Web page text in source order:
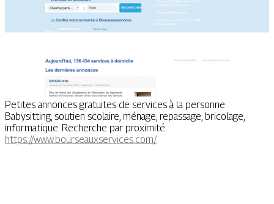
Petites annonces gratuites de services à la personne
Babysitting, soutien scolaire, ménage, repassage, bricolage,
informatique. Recherche par proximité.
https://www.bourseauxservices.com/